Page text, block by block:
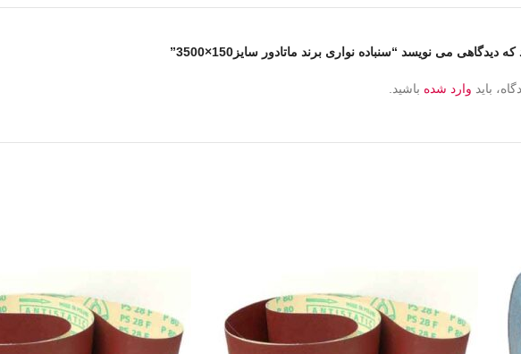
دیدگاهی می نویسد “سنباده نواری برند ماتادور سایز150×3500”
باید وارد شده باشید.